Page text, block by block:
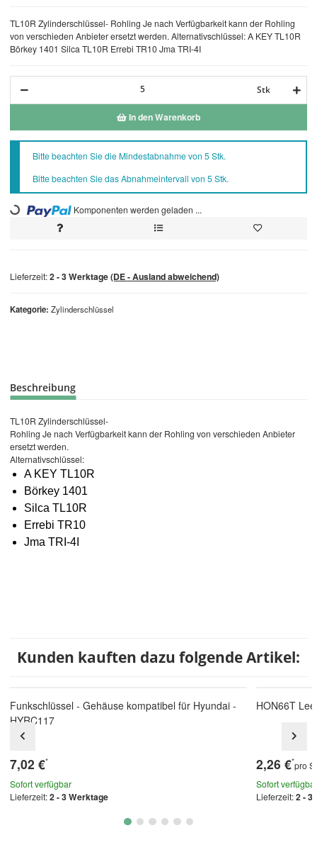
Kategorie Zylinderschlüssel
TL10R Zylinderschlüssel- Rohling Je nach Verfügbarkeit kann der Rohling
von verschieden Anbieter ersetzt werden. Alternativschlüssel: A KEY TL10R
Börkey 1401 Silca TL10R Errebi TR10 Jma TRI-4I
Stk
In den Warenkorb
xBitte beachten Sie die Mindestabnahme von 5 Stk.
Bitte beachten Sie das Abnahmeintervall von 5 Stk.
Loading... Komponenten werden geladen ...
Lieferzeit:2 - 3 Werktage(DE - Ausland abweichend)
Beschreibung
TL10R Zylinderschlüssel-
Rohling Je nach Verfügbarkeit kann der Rohling von verschieden Anbieter
ersetzt werden.
Alternativschlüssel:
A KEY TL10R
Börkey 1401
Silca TL10R
Errebi TR10
Jma TRI-4I
Kunden kauften dazu folgende Artikel:
Funkschlüssel - Gehäuse kompatibel für Hyundai -
HYRC117
7,02 €*
Sofort verfügbar
Lieferzeit:2 - 3 Werktage
HON66T
2,26 €*pro
Sofort verfügbar
Lieferzeit:2 - 3